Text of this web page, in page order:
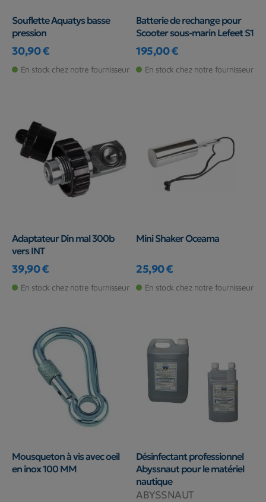
Souflette Aquatys basse
pression
Prix
30,90 €
En stock chez notre fournisseur
Batterie de rechange pour
Scooter sous-marin Lefeet S1
Prix
195,00 €
En stock chez notre fournisseur
Adaptateur Din mal 300b
vers INT
Prix
39,90 €
En stock chez notre fournisseur
Mini Shaker Oceama
Prix
25,90 €
En stock chez notre fournisseur
Mousqueton à vis avec oeil
en inox 100 MM
Désinfectant professionnel
Abyssnaut pour le matériel
nautique
ABYSSNAUT